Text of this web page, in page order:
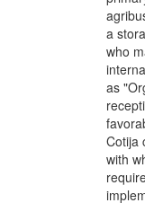
a
who
as
Cotija
with